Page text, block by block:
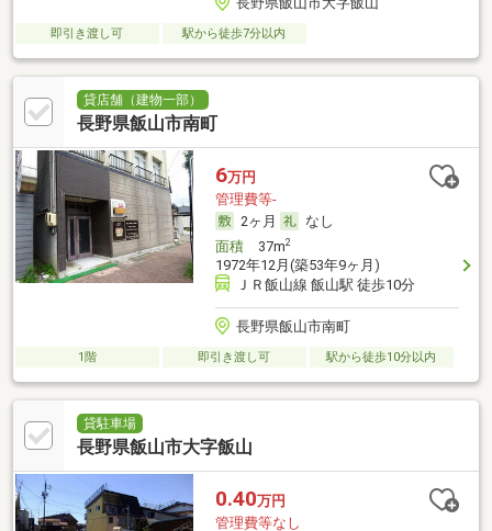
即引き渡し可 駅から徒歩7分以内
貸店舗（建物一部）
長野県飯山市南町
6万円
管理費等-
2ヶ月
なし
面積37m2
1972年12月(築53年9ヶ月)
ＪＲ飯山線 飯山駅 徒歩10分
長野県飯山市南町
1階 即引き渡し可 駅から徒歩10分以内
貸駐車場
長野県飯山市大字飯山
0.40万円
管理費等なし